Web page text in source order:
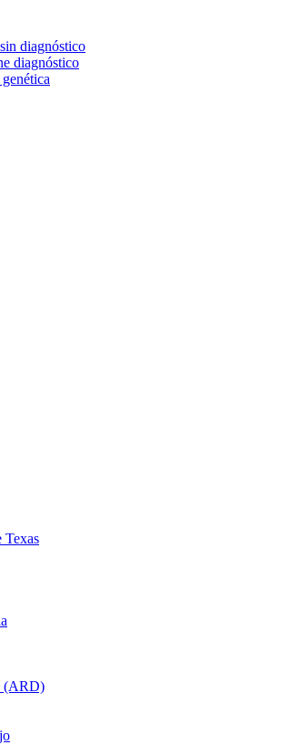
diagnóstico
diagnóstico
Texas
(ARD)